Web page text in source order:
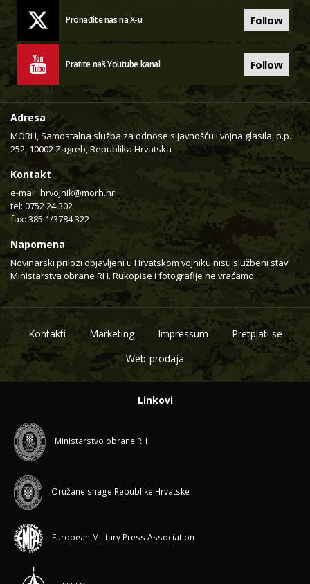
Pronađite nas na X-u Follow
Pratite naš Youtube kanal Follow
Adresa
MORH, Samostalna služba za odnose s javnošću i vojna glasila, p.p.
252, 10002 Zagreb, Republika Hrvatska
Kontakt
e-mail: hrvojnik@morh.hr
tel: 0752 24 302
fax: 385 1/3784 322
Napomena
Novinarski prilozi objavljeni u Hrvatskom vojniku nisu službeni stav
Ministarstva obrane RH. Rukopise i fotografije ne vraćamo.
Kontakti Marketing Impressum
Pretplati se
Web-prodaja
Linkovi
Ministarstvo obrane RH
Oružane snage Republike Hrvatske
European Military Press Association